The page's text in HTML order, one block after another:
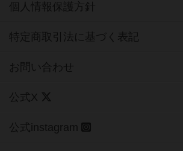
個人情報保護方針
特定商取引法に基づく表記
お問い合わせ
公式X
公式instagram